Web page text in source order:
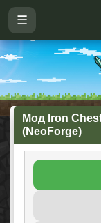
☰
Мод Iron
(NeoForge)